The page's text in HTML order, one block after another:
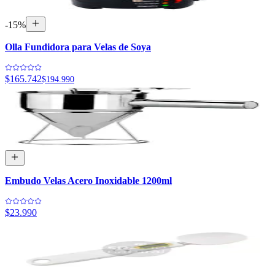
-15%
Olla Fundidora para Velas de Soya
$165.742$194.990
Embudo Velas Acero Inoxidable 1200ml
$23.990